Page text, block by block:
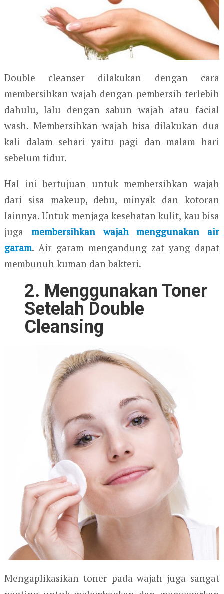
Double cleanser dilakukan dengan cara
membersihkan wajah dengan pembersih terlebih
dahulu, lalu dengan sabun wajah atau facial
wash. Membersihkan wajah bisa dilakukan dua
kali dalam sehari yaitu pagi dan malam hari
sebelum tidur.
Hal ini bertujuan untuk membersihkan wajah
dari sisa makeup, debu, minyak dan kotoran
lainnya. Untuk menjaga kesehatan kulit, kau bisa
juga membersihkan wajah menggunakan air
garam. Air garam mengandung zat yang dapat
membunuh kuman dan bakteri.
2. Menggunakan Toner
Setelah Double
Cleansing
Mengaplikasikan toner pada wajah juga sangat